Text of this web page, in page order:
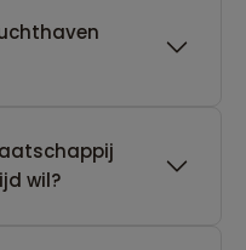
wil?